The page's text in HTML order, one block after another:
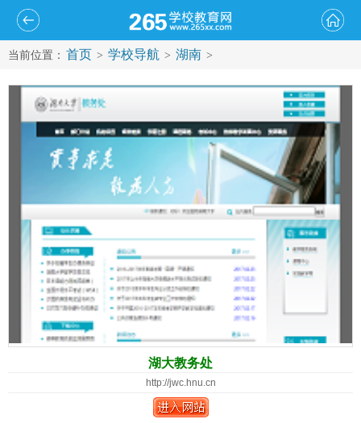
当前位置： 首页 > 学校导航 > 湖南 >
湖大教务处
http://jwc.hnu.cn